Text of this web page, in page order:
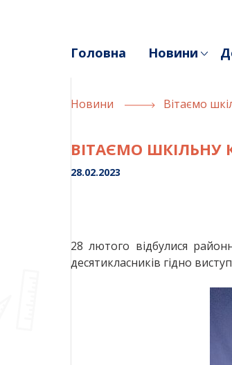
Головна Новини
Новини Вітаємо
ВІТАЄМО ШКІЛЬНУ
28.02.2023
28 лютого відбулися
десятикласників гідно